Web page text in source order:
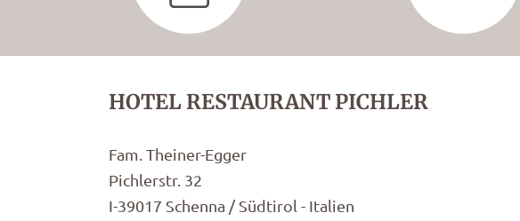
HOTEL RESTAURANT PICHLER
Fam. Theiner-Egger
Pichlerstr. 32
I-39017 Schenna / Südtirol - Italien